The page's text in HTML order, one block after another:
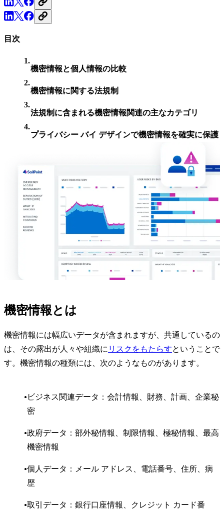
目次
機密情報と個人情報の比較
機密情報に関する法規制
法規制に含まれる機密情報関連の主なカテゴリ
プライバシー バイ デザインで機密情報を確実に保護
機密情報とは
機密情報には幅広いデータが含まれますが、共通しているの
は、その露出が人々や組織に リスクをもたらすということで
す。機密情報の種類には、次のようなものがあります。
ビジネス関連データ：会計情報、財務、計画、企業秘
密
政府データ：部外秘情報、制限情報、極秘情報、最高
機密情報
個人データ：メール アドレス、電話番号、住所、病
歴
取引データ：銀行口座情報、クレジット カード番